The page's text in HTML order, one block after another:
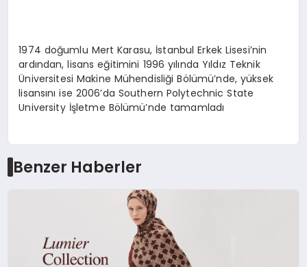
1974 doğumlu Mert Karasu, İstanbul Erkek Lisesi’nin
ardından, lisans eğitimini 1996 yılında Yıldız Teknik
Üniversitesi Makine Mühendisliği Bölümü’nde, yüksek
lisansını ise 2006’da Southern Polytechnic State
University İşletme Bölümü’nde tamamladı
Benzer Haberler